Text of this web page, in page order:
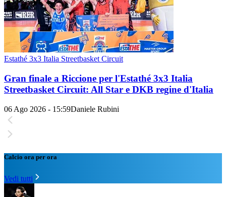
Estathé 3x3 Italia Streetbasket Circuit
Gran finale a Riccione per l'Estathé 3x3 Italia
Streetbasket Circuit: All Star e DKB regine d'Italia
06 Ago 2026 - 15:59Daniele Rubini
Calcio ora per ora
Vedi tutti